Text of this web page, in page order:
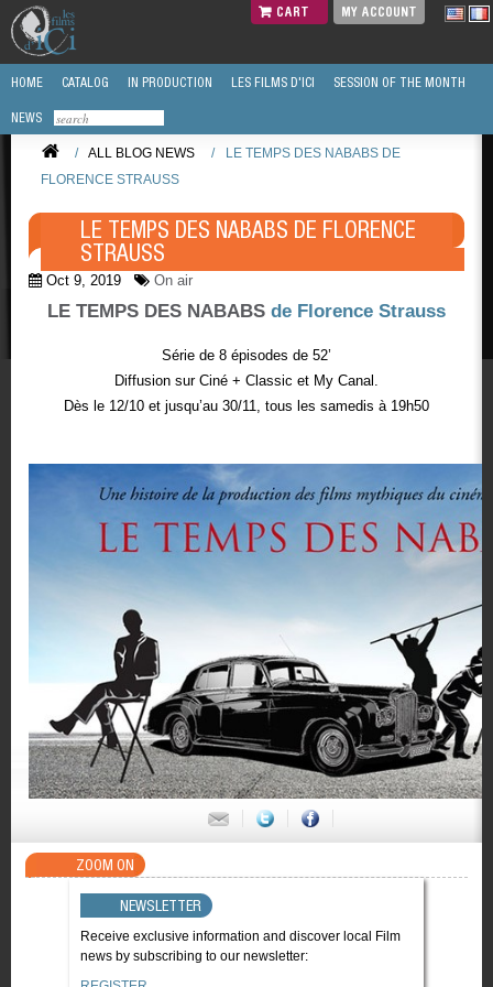
CART MY ACCOUNT
HOME CATALOG IN PRODUCTION LES FILMS D'ICI SESSION OF THE MONTH
NEWS
/ ALL BLOG NEWS /
LE TEMPS DES NABABS DE
FLORENCE STRAUSS
LE TEMPS DES NABABS DE FLORENCE
STRAUSS
Oct 9, 2019 On air
LE TEMPS DES NABABS de Florence Strauss
Série de 8 épisodes de 52’
Diffusion sur Ciné + Classic et My Canal.
Dès le 12/10 et jusqu’au 30/11, tous les samedis à 19h50
ZOOM ON
NEWSLETTER
Receive exclusive information and discover local Film
news by subscribing to our newsletter: